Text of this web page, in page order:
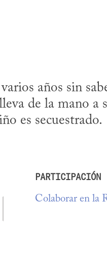
años sin
de la mano a
es secuestrado.
PARTICIPACIÓN
Colaborar en la